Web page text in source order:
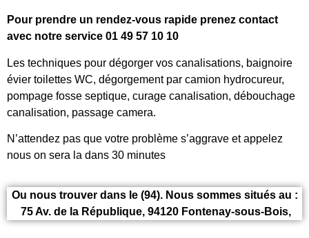
Pour prendre un rendez-vous rapide prenez contact
avec notre service 01 49 57 10 10
Les techniques pour dégorger vos canalisations, baignoire
évier toilettes WC, dégorgement par camion hydrocureur,
pompage fosse septique, curage canalisation, débouchage
canalisation, passage camera.
N’attendez pas que votre problème s’aggrave et appelez
nous on sera la dans 30 minutes
Ou nous trouver dans le (94). Nous sommes situés au :
75 Av. de la République, 94120 Fontenay-sous-Bois,